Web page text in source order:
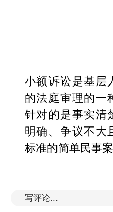
小额诉讼是基层
的法庭审理的一
针对的是事实清
明确、争议不大
标准的简单民事案
写评论...